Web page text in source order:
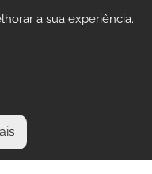
a sua experiência.